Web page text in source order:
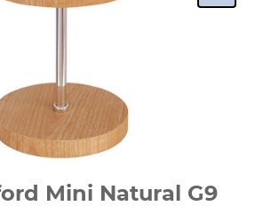
Mini Natural G9